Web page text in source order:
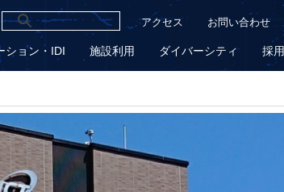
アクセス お問い合わせ
ション・IDI 施設利用 ダイバーシティ 採用